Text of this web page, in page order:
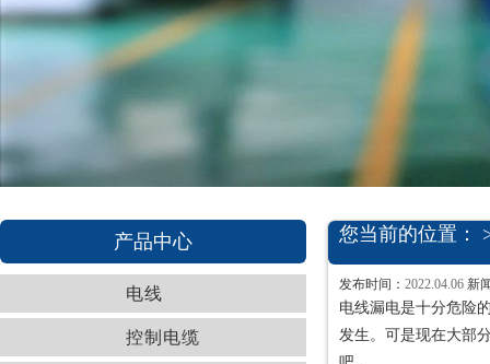
产品中心
电线
控制电缆
您当前的位置：
发布时间： 2022.04.06 新
电线漏电是十分危险
发生。可是现在大部